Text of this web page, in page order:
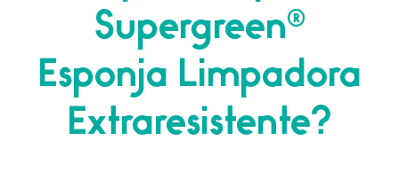
Supergreen®
Esponja Limpadora
Extraresistente?